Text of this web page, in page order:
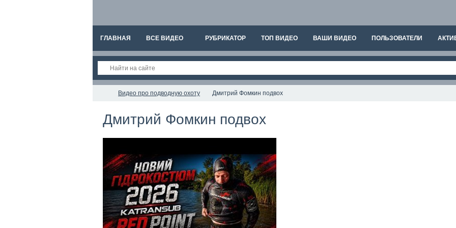
ГЛАВНАЯ ВСЕ ВИДЕО РУБРИКАТОР ТОП ВИДЕО ВАШИ ВИДЕО ПОЛЬЗОВАТЕЛИ
Видео про подводную охоту Дмитрий Фомкин подвох
Дмитрий Фомкин подвох